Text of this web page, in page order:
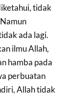
tidak
ada lagi.
ilmu Allah,
hamba pada
perbuatan
Allah tidak